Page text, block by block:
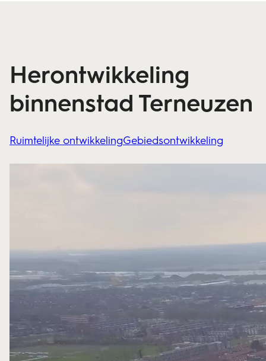
Herontwikkeling
binnenstad Terneuzen
Ruimtelijke ontwikkelingGebiedsontwikkeling